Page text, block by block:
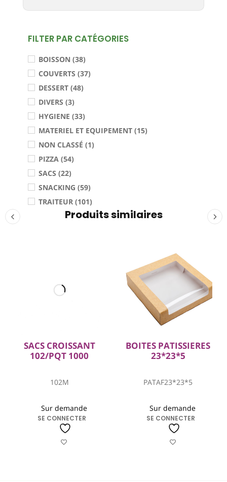
FILTER PAR CATÉGORIES
BOISSON (38)
COUVERTS (37)
DESSERT (48)
DIVERS (3)
HYGIENE (33)
MATERIEL ET EQUIPEMENT (15)
NON CLASSÉ (1)
PIZZA (54)
SACS (22)
SNACKING (59)
TRAITEUR (101)
Produits similaires
SACS CROISSANT
102/PQT 1000
102M
Sur demande
SE CONNECTER
BOITES PATISSIERES
23*23*5
PATAF23*23*5
Sur demande
SE CONNECTER